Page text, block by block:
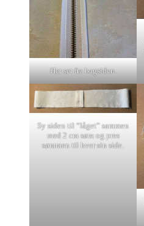
Her set fra bagsiden.
Sy siden til “låget” sammen
med 2 cm søm og pres
sømmen til hver sin side.